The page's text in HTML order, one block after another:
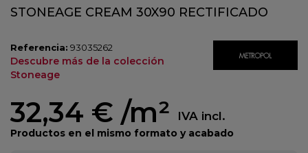
STONEAGE CREAM 30X90 RECTIFICADO
Referencia: 93035262
Descubre más de la colección
Stoneage
32,34 € /m² IVA incl.
Productos en el mismo formato y acabado